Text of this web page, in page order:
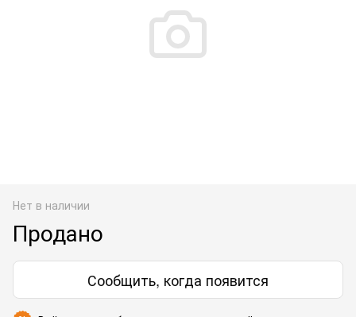
Нет в наличии
Продано
Сообщить, когда появится